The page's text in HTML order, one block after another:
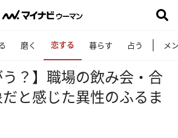
磨く 恋する 暮らす 占う メ
う？】職場の飲み会・合
と感じた異性のふるま